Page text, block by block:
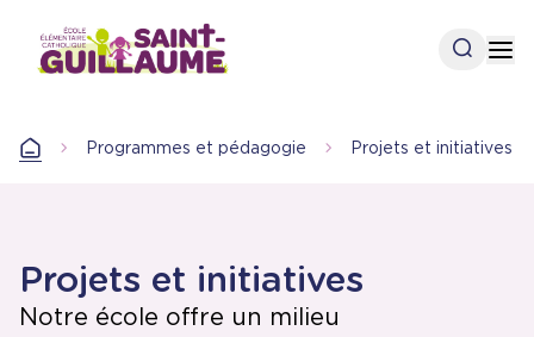
contenu
Open
AccueilProgrammes et pédagogie Projets et initiatives
Projets et initiatives
Notre école offre un milieu